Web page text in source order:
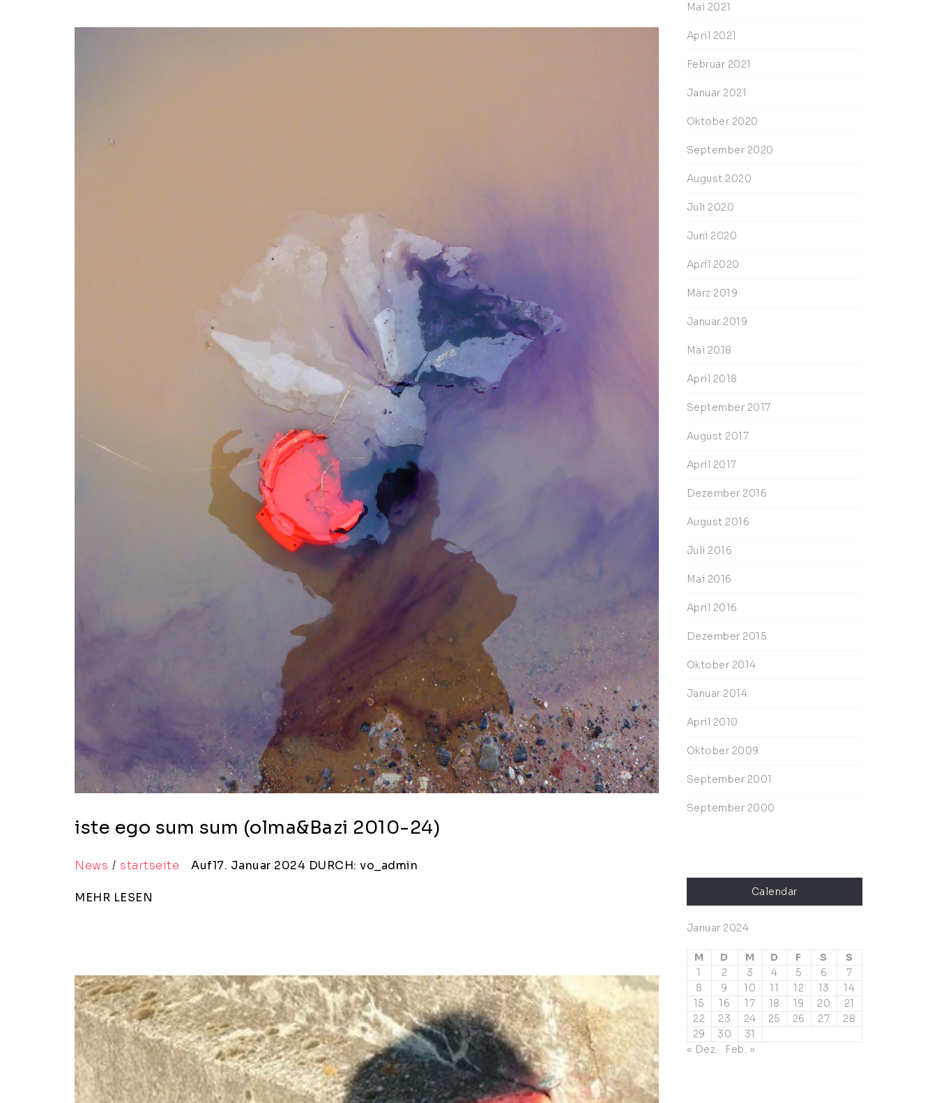
iste ego sum sum (olma&Bazi 2010-24)
News startseite Auf17. Januar 2024 DURCH: vo_admin
MEHR LESEN
Mai 2021
April 2021
Februar 2021
Januar 2021
Oktober 2020
September 2020
August 2020
Juli 2020
Juni 2020
April 2020
März 2019
Januar 2019
Mai 2018
April 2018
September 2017
August 2017
April 2017
Dezember 2016
August 2016
Juli 2016
Mai 2016
April 2016
Dezember 2015
Oktober 2014
Januar 2014
April 2010
Oktober 2009
September 2001
September 2000
Calendar
Januar 2024
M D M D F S
S
1
2 3 4 5 6
7
8
9 10 11 12 13
14
15
16 17 18 19 20
21
22
23 24 25 26 27
28
29
30
31
« Dez.
Feb. »